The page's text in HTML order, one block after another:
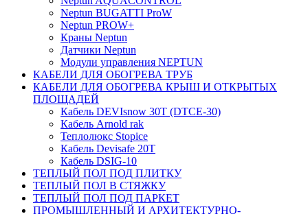
Neptun BUGATTI ProW
Neptun PROW+
Краны Neptun
Датчики Neptun
Модули управления NEPTUN
КАБЕЛИ ДЛЯ ОБОГРЕВА ТРУБ
КАБЕЛИ ДЛЯ ОБОГРЕВА КРЫШ И ОТКРЫТЫХ
ПЛОЩАДЕЙ
Кабель DEVIsnow 30Т (DTCE-30)
Кабель Arnold rak
Теплолюкс Stopice
Кабель Devisafe 20T
Кабель DSIG-10
ТЕПЛЫЙ ПОЛ ПОД ПЛИТКУ
ТЕПЛЫЙ ПОЛ В СТЯЖКУ
ТЕПЛЫЙ ПОЛ ПОД ПАРКЕТ
ПРОМЫШЛЕННЫЙ И АРХИТЕКТУРНО-